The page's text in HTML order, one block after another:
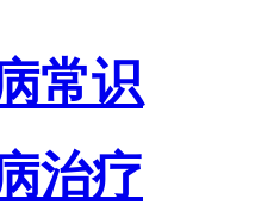
常识
治疗